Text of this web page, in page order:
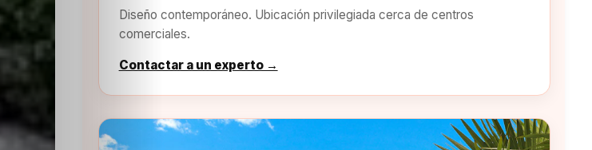
Diseño contemporáneo. Ubicación privilegiada cerca de centros
comerciales.
Contactar a un experto →